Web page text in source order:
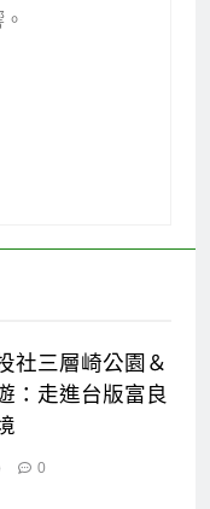
社三層崎公園＆
：走進台版富良